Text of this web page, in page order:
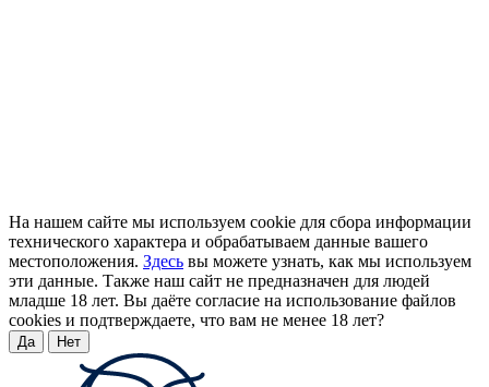
На нашем сайте мы используем cookie для сбора информации
технического характера и обрабатываем данные вашего
местоположения. Здесь вы можете узнать, как мы используем
эти данные. Также наш сайт не предназначен для людей
младше 18 лет. Вы даёте согласие на использование файлов
cookies и подтверждаете, что вам не менее 18 лет?
Да Нет